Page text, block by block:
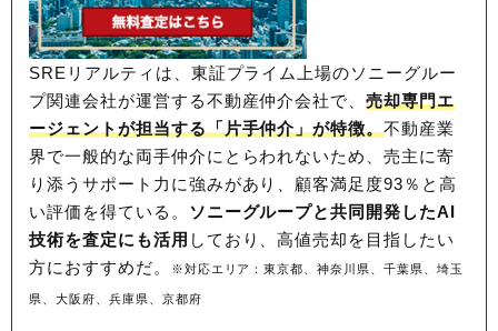
SREリアルティは、東証プライム上場のソニーグルー
プ関連会社が運営する不動産仲介会社で、売却専門エ
ージェントが担当する「片手仲介」が特徴。不動産業
界で一般的な両手仲介にとらわれないため、売主に寄
り添うサポート力に強みがあり、顧客満足度93％と高
い評価を得ている。 ソニーグループと共同開発したAI
技術を査定にも活用 しており、高値売却を目指したい
方におすすめだ。
※対応エリア：東京都、神奈川県、千葉県、埼玉
県、大阪府、兵庫県、京都府